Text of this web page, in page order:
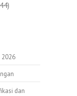
2026
dan